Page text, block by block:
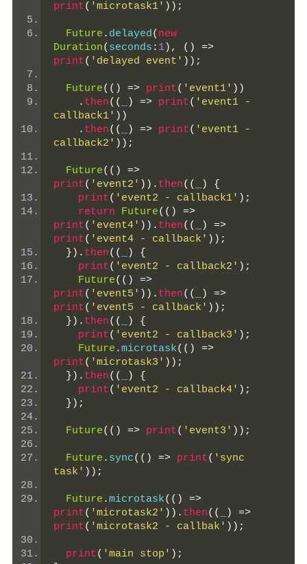
print( 'microtask1' ));
Future . delayed( new
Duration( seconds : 1), ()
=>
print( 'delayed event' ));
Future(() => print( 'event1' ))
. then(( ) => print( 'event1 -
callback1' ))
. then(( ) => print( 'event1 -
callback2' ));
Future(()
=>
print( 'event2' )). then(( )
{
print( 'event2 - callback1' );
return
Future(()
=>
print( 'event4' )). then(( )
=>
print( 'event4 - callback' ));
}). then(( )
{
print( 'event2 - callback2' );
Future(()
=>
print( 'event5' )). then(( )
=>
print( 'event5 - callback' ));
}). then(( )
{
print( 'event2 - callback3' );
Future .microtask(()
=>
print( 'microtask3' ));
}). then(( )
{
print( 'event2 - callback4' );
});
Future(() => print( 'event3' ));
Future . sync(() => print( 'sync
task' ));
Future .microtask(()
=>
print( 'microtask2' )). then(( )
=>
print( 'microtask2 - callbak' ));
print( 'main stop' );